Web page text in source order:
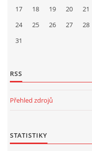
17
18 19 20 21
24
25 26 27 28
31
RSS
Přehled zdrojů
STATISTIKY